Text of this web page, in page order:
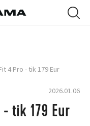
4 Pro - tik 179 Eur
2026.01.06
tik 179 Eur